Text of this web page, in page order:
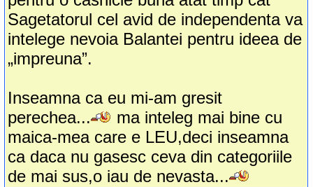
Sagetatorul cel avid de independenta va
intelege nevoia Balantei pentru ideea de
„impreuna”.
Inseamna ca eu mi-am gresit
perechea...
ma inteleg mai bine cu
maica-mea care e LEU,deci inseamna
ca daca nu gasesc ceva din categoriile
de mai sus,o iau de nevasta...